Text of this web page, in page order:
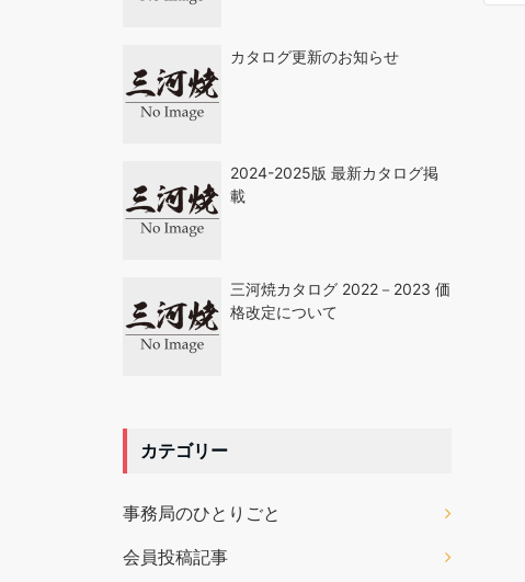
カタログ更新のお知らせ
2024-2025版 最新カタログ掲
載
三河焼カタログ 2022－2023 価
格改定について
カテゴリー
事務局のひとりごと
会員投稿記事